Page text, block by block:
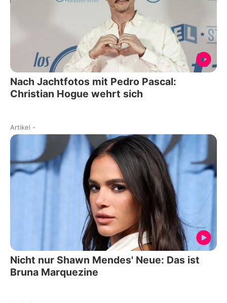
Nach Jachtfotos mit Pedro Pascal:
Christian Hogue wehrt sich
Artikel -
Nicht nur Shawn Mendes' Neue: Das ist
Bruna Marquezine